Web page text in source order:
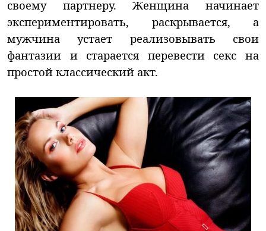
своему партнеру. Женщина начинает
экспериментировать, раскрывается, а
мужчина устает реализовывать свои
фантазии и старается перевести секс на
простой классический акт.